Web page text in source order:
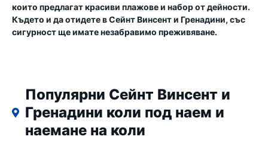
които предлагат красиви плажове и набор от дейности.
Където и да отидете в Сейнт Винсент и Гренадини, със
сигурност ще имате незабравимо преживяване.
Популярни Сейнт Винсент и
Гренадини коли под наем и
наемане на коли